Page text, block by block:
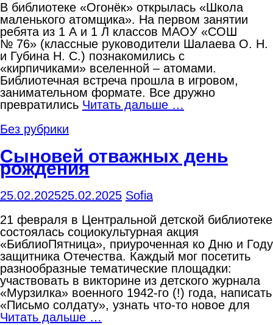
В библиотеке «Огонёк» открылась «Школа
маленького атомщика». На первом занятии
ребята из 1 А и 1 Л классов МАОУ «СОШ
№ 76» (классные руководители Шалаева О. Н.
и Губина Н. С.) познакомились с
«кирпичиками» вселенной – атомами.
Библиотечная встреча прошла в игровом,
занимательном формате. Все дружно
превратились Читать дальше …
Без рубрики
Сыновей отважных день
рождения
25.02.202525.02.2025 Sofia
21 февраля в Центральной детской библиотеке
состоялась социокультурная акция
«БиблиоПятница», приуроченная ко Дню и Году
защитника Отечества. Каждый мог посетить
разнообразные тематические площадки:
участвовать в викторине из детского журнала
«Мурзилка» военного 1942-го (!) года, написать
«Письмо солдату», узнать что-то новое для
Читать дальше …